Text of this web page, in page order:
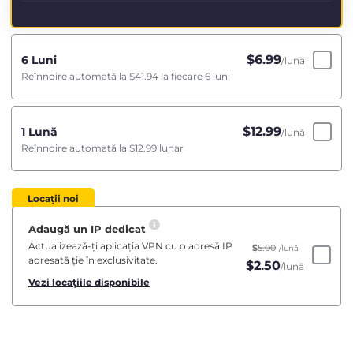
6 Luni $6.99/lună
Reînnoire automată la $41.94 la fiecare 6 luni
1 Lună $12.99/lună
Reînnoire automată la $12.99 lunar
Locații noi
Adaugă un IP dedicat
Actualizează-ți aplicația VPN cu o adresă IP
adresată ție în exclusivitate.
Vezi locațiile disponibile
$5.00 /lună
$2.50/lună